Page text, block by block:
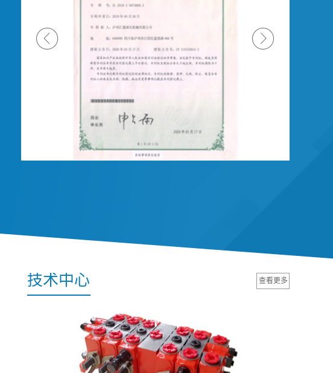
技术中心 查看更多